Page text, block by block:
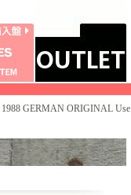
GERMAN ORIGINAL Use